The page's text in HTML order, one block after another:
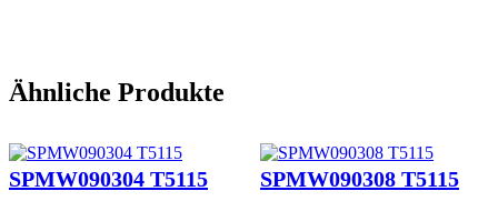
Ähnliche Produkte
SPMW090304 T5115 SPMW090308 T5115